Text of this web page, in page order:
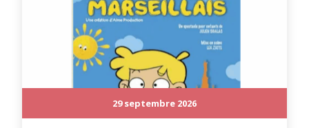
29 septembre 2026